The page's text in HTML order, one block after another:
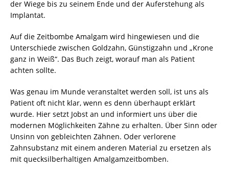
der Wiege bis zu seinem Ende und der Auferstehung als
Implantat.
Auf die Zeitbombe Amalgam wird hingewiesen und die
Unterschiede zwischen Goldzahn, Günstigzahn und „Krone
ganz in Weiß“. Das Buch zeigt, worauf man als Patient
achten sollte.
Was genau im Munde veranstaltet werden soll, ist uns als
Patient oft nicht klar, wenn es denn überhaupt erklärt
wurde. Hier setzt Jobst an und informiert uns über die
modernen Möglichkeiten Zähne zu erhalten. Über Sinn oder
Unsinn von gebleichten Zähnen. Oder verlorene
Zahnsubstanz mit einem anderen Material zu ersetzen als
mit quecksilberhaltigen Amalgamzeitbomben.